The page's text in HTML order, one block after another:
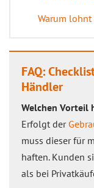
Warum
FAQ:
Händler
Welchen Vorteil
Erfolgt der
muss dieser für
haften. Kunden
als bei